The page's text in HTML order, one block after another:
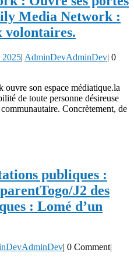
Media Network :
volontaires.
2025| AdminDevAdminDev| 0
de toute personne désireuse
Concrètement, de
publiques :
Togo/J2 des
: Lomé d’un
AdminDev| 0 Comment|